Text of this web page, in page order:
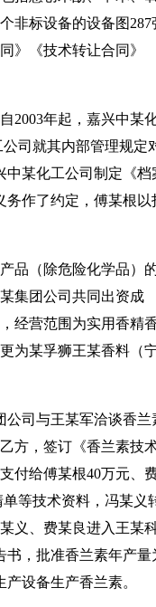
非标设备的设备图287
》《技术转让合同》
2003年起，嘉兴中某
司就其内部管理规定
中某化工公司制定《档
务作了约定，傅某根以
品（除危险化学品）
集团公司共同出资成
经营范围为实用香精
为某孚狮王某香料（
司与王某军洽谈香兰
方，签订《香兰素技
付给傅某根40万元、
等技术资料，冯某义
义、费某良进入王某
书，批准香兰素年产量
设备生产香兰素。